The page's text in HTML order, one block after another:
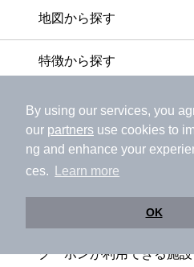
By using our services, you
our partners use cookies to
ng and enhance your
ces.
Learn more
OK
地図から探す
特徴から探す
温泉地から探す
関連キーワードから探す
おトクに利用する
電子チケットが利用できる
クーポンが利用できる施